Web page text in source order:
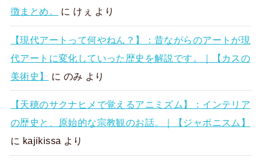
徴まとめ。
に けぇ より
【現代アートって何やねん？】：昔ながらのアートが現
代アートに変化していった歴史を解説です。｜【カスの
美術史】
に のみ より
【天穂のサクナヒメで覚えるアニミズム】：インテリア
の歴史と、原始的な宗教観のお話。｜【ジャポニスム】
に kajikissa より